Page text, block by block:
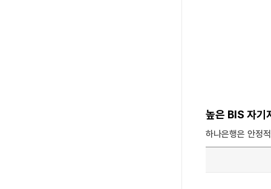
높은 BIS 자기
하나은행은 안정